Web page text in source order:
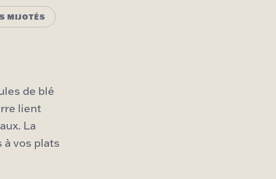
MIJOTÉS
de blé
lient
La
à vos plats